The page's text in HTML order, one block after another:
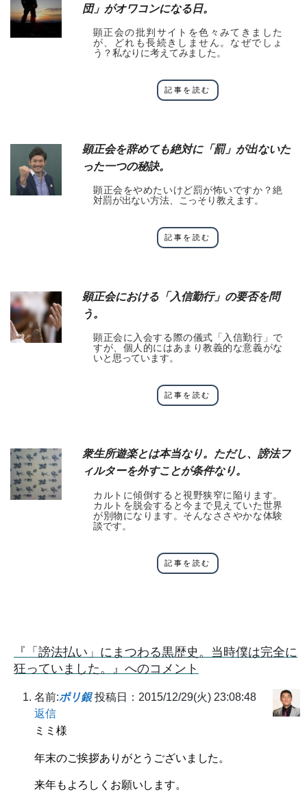
団」がオワコンになる日。
顕正会の批判サイトを色々みてきました
が、どれも長続きしません。なぜでしょ
う？私なりに考えてみました。
記事を読む
顕正会を辞めても絶対に「罰」が出ないた
った一つの秘訣。
顕正会をやめたいけど罰が怖いですか？絶
対罰が出ない方法、こっそり教えます。
記事を読む
顕正会における「入信勤行」の要否を問
う。
顕正会に入会する際の儀式「入信勤行」で
すが、個人的にはあまり教義的な意義がな
いと思っています。
記事を読む
衆生所遊楽とは本当なり。ただし、謗法フ
ィルターを外すことが条件なり。
カルトに傾倒すると視野狭窄に陥ります。
カルトを脱会すると今まで見えていた世界
が別物になります。そんなささやかな体験
談です。
記事を読む
『「謗法払い」にまつわる黒歴史。当時僕は完全に
狂っていました。』へのコメント
名前:ポリ銀 投稿日：2015/12/29(火) 23:08:48
返信
ミミ様
年末のご挨拶ありがとうございました。
来年もよろしくお願いします。